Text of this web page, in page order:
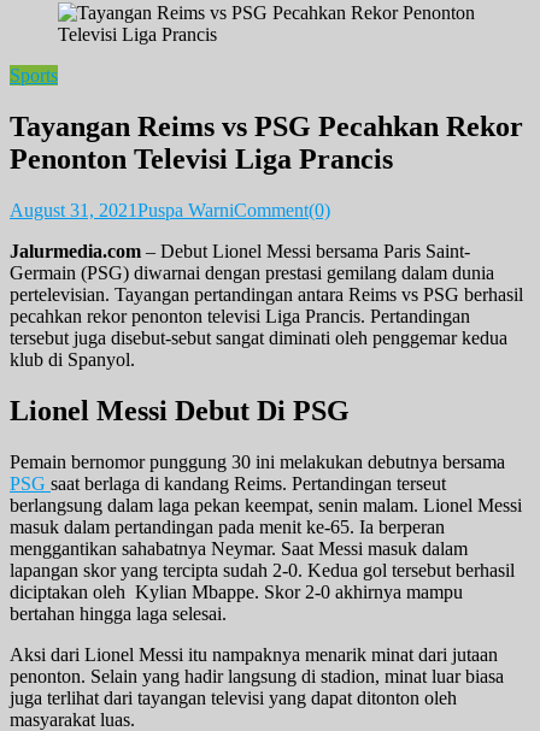
Sports
Tayangan Reims vs PSG Pecahkan Rekor
Penonton Televisi Liga Prancis
August 31, 2021Puspa WarniComment(0)
Jalurmedia.com – Debut Lionel Messi bersama Paris Saint-
Germain (PSG) diwarnai dengan prestasi gemilang dalam dunia
pertelevisian. Tayangan pertandingan antara Reims vs PSG berhasil
pecahkan rekor penonton televisi Liga Prancis. Pertandingan
tersebut juga disebut-sebut sangat diminati oleh penggemar kedua
klub di Spanyol.
Lionel Messi Debut Di PSG
Pemain bernomor punggung 30 ini melakukan debutnya bersama
PSG saat berlaga di kandang Reims. Pertandingan terseut
berlangsung dalam laga pekan keempat, senin malam. Lionel Messi
masuk dalam pertandingan pada menit ke-65. Ia berperan
menggantikan sahabatnya Neymar. Saat Messi masuk dalam
lapangan skor yang tercipta sudah 2-0. Kedua gol tersebut berhasil
diciptakan oleh Kylian Mbappe. Skor 2-0 akhirnya mampu
bertahan hingga laga selesai.
Aksi dari Lionel Messi itu nampaknya menarik minat dari jutaan
penonton. Selain yang hadir langsung di stadion, minat luar biasa
juga terlihat dari tayangan televisi yang dapat ditonton oleh
masyarakat luas.